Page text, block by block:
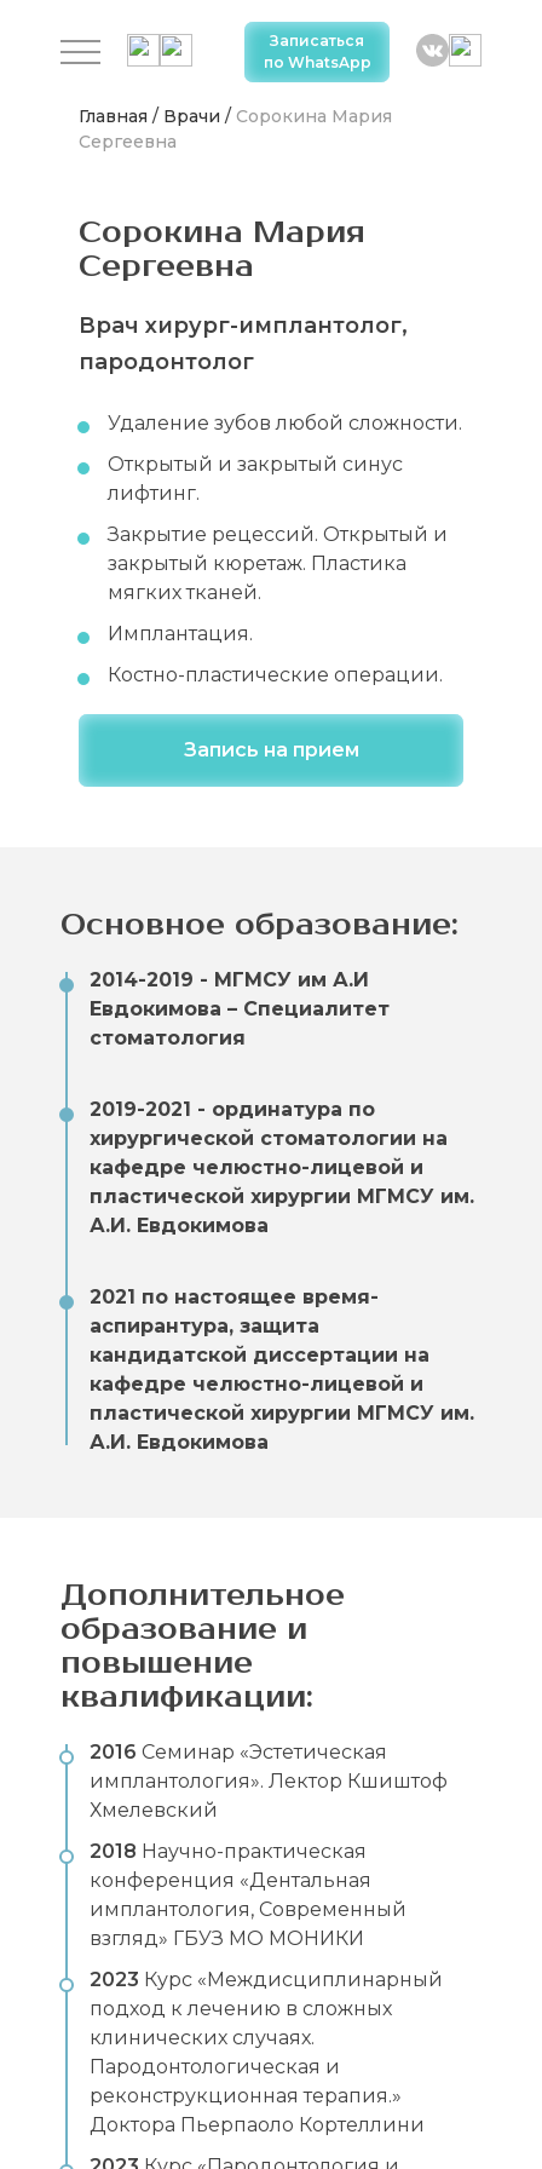
Записаться
по WhatsApp
Главная / Врачи / Сорокина Мария
Сергеевна
Сорокина Мария
Сергеевна
Врач хирург-имплантолог,
пародонтолог
Удаление зубов любой сложности.
Открытый и закрытый синус
лифтинг.
Закрытие рецессий. Открытый и
закрытый кюретаж. Пластика
мягких тканей.
Имплантация.
Костно-пластические операции.
Запись на прием
Основное образование:
2014-2019 - МГМСУ им А.И
Евдокимова – Специалитет
стоматология
2019-2021 - ординатура по
хирургической стоматологии на
кафедре челюстно-лицевой и
пластической хирургии МГМСУ им.
А.И. Евдокимова
2021 по настоящее время-
аспирантура, защита
кандидатской диссертации на
кафедре челюстно-лицевой и
пластической хирургии МГМСУ им.
А.И. Евдокимова
Дополнительное
образование и
повышение
квалификации:
2016 Семинар «Эстетическая
имплантология». Лектор Кшиштоф
Хмелевский
2018 Научно-практическая
конференция «Дентальная
имплантология, Современный
взгляд» ГБУЗ МО МОНИКИ
2023 Курс «Междисциплинарный
подход к лечению в сложных
клинических случаях.
Пародонтологическая и
реконструкционная терапия.»
Доктора Пьерпаоло Кортеллини